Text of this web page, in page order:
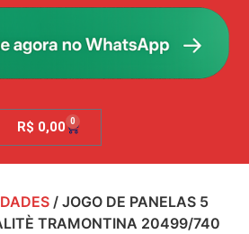
R$ 0,00 0
/ JOGO DE PANELAS 5
TRAMONTINA 20499/740